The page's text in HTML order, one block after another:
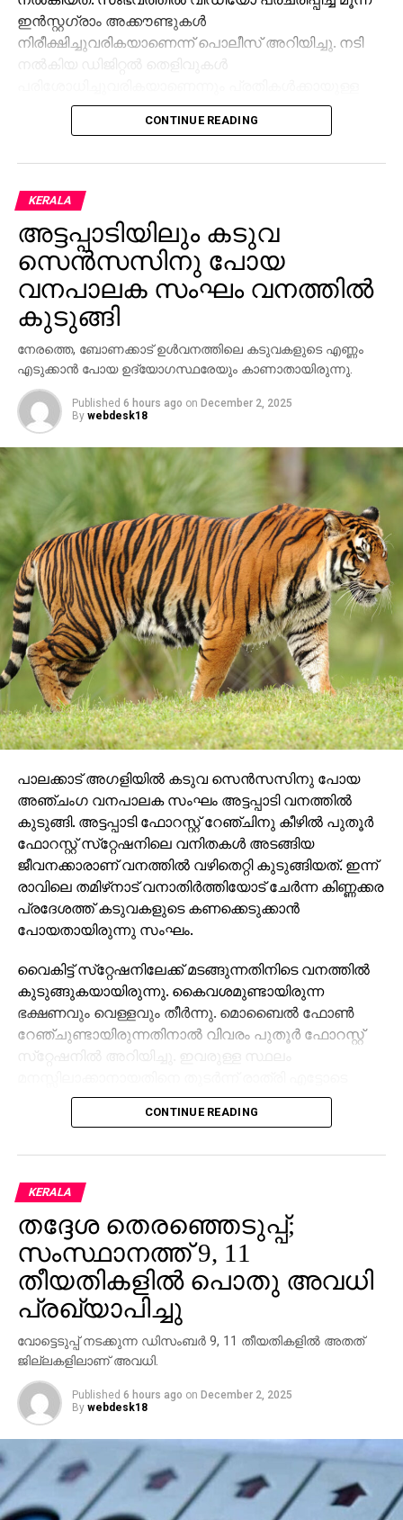
ഇന്‍സ്റ്റഗ്രാം അക്കൗണ്ടുകള്‍
നിരീക്ഷിച്ചുവരികയാണെന്ന് പൊലീസ് അറിയിച്ചു. നടി
നല്‍കിയ ഡിജിറ്റല്‍ തെളിവുകള്‍
അന്വേഷണം ഊര്‍ജിതമാക്കുമെന്നും കാക്കനാട്
സൈബര്‍ പൊലീസ് പറഞ്ഞു.
CONTINUE READING
KERALA
അട്ടപ്പാടിയിലും കടുവ
സെന്‍സസിനു പോയ
വനപാലക സംഘം വനത്തില്‍
കുടുങ്ങി
നേരത്തെ, ബോണക്കാട് ഉള്‍വനത്തിലെ കടുവകളുടെ എണ്ണം
എടുക്കാന്‍ പോയ ഉദ്യോഗസ്ഥരേയും കാണാതായിരുന്നു.
Published 6 hours ago on December 2, 2025
By webdesk18
പാലക്കാട് അഗളിയില്‍ കടുവ സെന്‍സസിനു പോയ
അഞ്ചംഗ വനപാലക സംഘം അട്ടപ്പാടി വനത്തില്‍
കുടുങ്ങി. അട്ടപ്പാടി ഫോറസ്റ്റ് റേഞ്ചിനു കീഴില്‍ പുതൂര്‍
ഫോറസ്റ്റ് സ്‌റ്റേഷനിലെ വനിതകള്‍ അടങ്ങിയ
ജീവനക്കാരാണ് വനത്തില്‍ വഴിതെറ്റി കുടുങ്ങിയത്. ഇന്ന്
രാവിലെ തമിഴ്‌നാട് വനാതിര്‍ത്തിയോട് ചേര്‍ന്ന കിണ്ണക്കര
പ്രദേശത്ത് കടുവകളുടെ കണക്കെടുക്കാന്‍
പോയതായിരുന്നു സംഘം.
വൈകിട്ട് സ്‌റ്റേഷനിലേക്ക് മടങ്ങുന്നതിനിടെ വനത്തില്‍
കുടുങ്ങുകയായിരുന്നു. കൈവശമുണ്ടായിരുന്ന
ഭക്ഷണവും വെള്ളവും തീര്‍ന്നു. മൊബൈല്‍ ഫോണ്‍
റേഞ്ചുണ്ടായിരുന്നതിനാല്‍ വിവരം പുതൂര്‍ ഫോറസ്റ്റ്
സ്‌റ്റേഷനില്‍ അറിയിച്ചു. ഇവരുള്ള സ്ഥലം
പുതൂര്‍ ആര്‍ആര്‍ടി വനത്തിലേക്ക് പുറപ്പെട്ടിട്ടുണ്ട്.
എണ്ണം എടുക്കാന്‍ പോയ ഉദ്യോഗസ്ഥരേയും
കാണാതായിരുന്നു. ഇന്നലെ രാവിലെയാണ്
ഉദ്യോഗസ്ഥര്‍ ബോണക്കാട് ഉള്‍വനത്തിലെ
കടുവകളുടെ എണ്ണം എടുക്കാന്‍ പോയത്. എന്നാല്‍,
ഇന്നലെ വൈകുന്നേരത്തിന് ശേഷം ഇവരെ വയര്‍ലസ്
കമ്യൂണിക്കേഷന്‍ വഴി ബന്ധപ്പെടാന്‍ കഴിഞ്ഞില്ല.
തുടര്‍ന്നാണ് ആര്‍ആര്‍ടി അംഗങ്ങളടക്കം അന്വേഷണം
തുടങ്ങിയത്. തെരച്ചിലിനിടെ ഉദ്യോഗസ്ഥര്‍
നടന്നുവരികയായിരുന്നു.
CONTINUE READING
KERALA
തദ്ദേശ തെരഞ്ഞെടുപ്പ്;
സംസ്ഥാനത്ത് 9, 11
തീയതികളില്‍ പൊതു അവധി
പ്രഖ്യാപിച്ചു
വോട്ടെടുപ്പ് നടക്കുന്ന ഡിസംബര്‍ 9, 11 തീയതികളില്‍ അതത്
ജില്ലകളിലാണ് അവധി.
Published 6 hours ago on December 2, 2025
By webdesk18